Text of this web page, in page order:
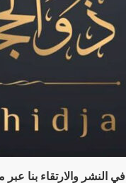
النشر والارتقاء بنا